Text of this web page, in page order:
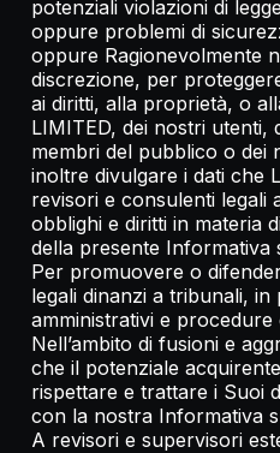
potenziali violazioni di
oppure problemi di
oppure Ragionevolmente
discrezione, per
ai diritti, alla proprietà, o
LIMITED, dei nostri utenti,
membri del pubblico o dei
inoltre divulgare i dati che
revisori e consulenti legali
obblighi e diritti in materia
della presente Informativa
Per promuovere o
legali dinanzi a tribunali, in
amministrativi e procedure
Nell’ambito di fusioni e
che il potenziale
rispettare e trattare i Suoi
con la nostra Informativa
A revisori e supervisori